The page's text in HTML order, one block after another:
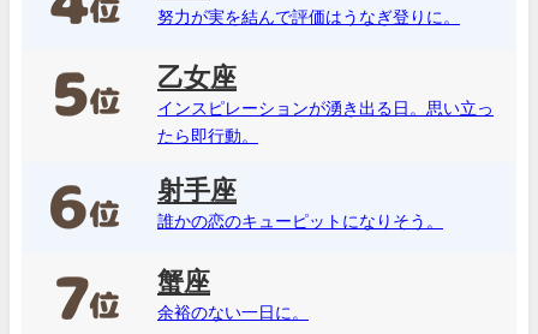
努力が実を結んで評価はうなぎ登りに。
乙女座
インスピレーションが湧き出る日。思い立っ
たら即行動。
射手座
誰かの恋のキューピットになりそう。
蟹座
余裕のない一日に。